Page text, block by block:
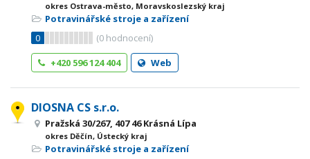
okres Ostrava-město, Moravskoslezský kraj
Potravinářské stroje a zařízení
0
(0 hodnocení)
+420 596 124 404
Web
DIOSNA CS s.r.o.
Pražská 30/267, 407 46 Krásná Lípa
okres Děčín, Ústecký kraj
Potravinářské stroje a zařízení